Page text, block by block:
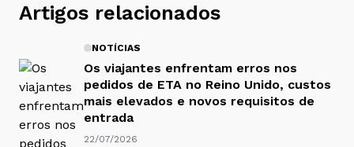
Artigos relacionados
NOTÍCIAS
Os viajantes enfrentam erros nos
pedidos de ETA no Reino Unido, custos
mais elevados e novos requisitos de
entrada
22/07/2026